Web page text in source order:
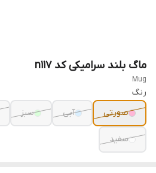
ماگ بلند سرامیکی کد n11۷
Mug
رنگ
صورتی
آبی سبز
سفید